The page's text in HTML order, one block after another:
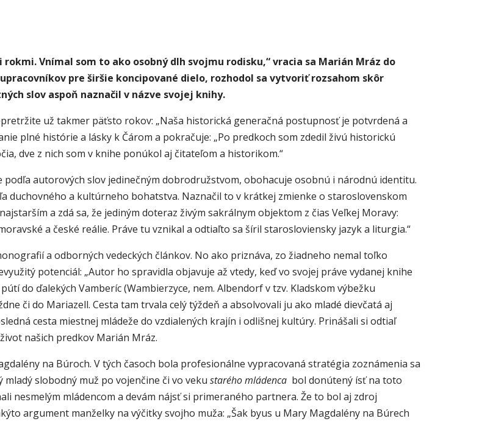
Vnímal som to ako osobný dlh svojmu rodisku,“ vracia sa Marián Mráz do
pre širšie koncipované dielo, rozhodol sa vytvoriť rozsahom skôr
slov aspoň naznačil v názve svojej knihy.
už takmer päťsto rokov: „Naša historická generačná postupnosť je potvrdená a
plné histórie a lásky k Čárom a pokračuje: „Po predkoch som zdedil živú historickú
dve z nich som v knihe ponúkol aj čitateľom a historikom.“
podľa autorových slov jedinečným dobrodružstvom, obohacuje osobnú i národnú identitu.
duchovného a kultúrneho bohatstva. Naznačil to v krátkej zmienke o staroslovenskom
a zdá sa, že jediným doteraz živým sakrálnym objektom z čias Veľkej Moravy:
a české reálie. Práve tu vznikal a odtiaľto sa šíril starosloviensky jazyk a liturgia.“
a odborných vedeckých článkov. No ako priznáva, zo žiadneho nemal toľko
potenciál: „Autor ho spravidla objavuje až vtedy, keď vo svojej práve vydanej knihe
do ďalekých Vamberíc (Wambierzyce, nem. Albendorf v tzv. Kladskom výbežku
či do Mariazell. Cesta tam trvala celý týždeň a absolvovali ju ako mladé dievčatá aj
cesta miestnej mládeže do vzdialených krajín i odlišnej kultúry. Prinášali si odtiaľ
našich predkov Marián Mráz.
na Búroch. V tých časoch bola profesionálne vypracovaná stratégia zoznámenia sa
mladý slobodný muž po vojenčine či vo veku starého mládenca bol donútený ísť na toto
nesmelým mládencom a devám nájsť si primeraného partnera. Že to bol aj zdroj
argument manželky na výčitky svojho muža: „Šak byus u Mary Magdalény na Búrech